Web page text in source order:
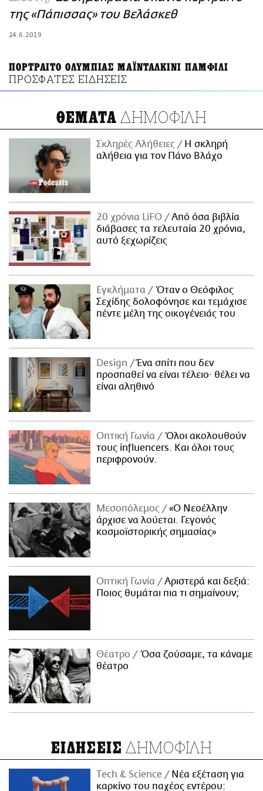
ΑΜΠΑ
PRINT
της «Πάπισσας» του Βελάσκεθ
24.6.2019
ΠΟΡΤΡΑΙΤΟ ΟΛΥΜΠΙΑΣ ΜΑΪΝΤΑΛΚΙΝΙ ΠΑΜΦΙΛΙ
ΠΡΟΣΦΑΤΕΣ ΕΙΔΗΣΕΙΣ
ΘΕΜΑΤΑ ΔΗΜΟΦΙΛΗ
Σκληρές Αλήθειες
H σκληρή
αλήθεια για τον Πάνο Βλάχο
20 χρόνια LiFO
Από όσα βιβλία
διάβασες τα τελευταία 20 χρόνια,
αυτό ξεχωρίζεις
Εγκλήματα
Όταν ο Θεόφιλος
Σεχίδης δολοφόνησε και τεμάχισε
πέντε μέλη της οικογένειάς του
Design
Ένα σπίτι που δεν
προσπαθεί να είναι τέλειο· θέλει να
είναι αληθινό
Οπτική Γωνία
Όλοι ακολουθούν
τους influencers. Και όλοι τους
περιφρονούν.
Μεσοπόλεμος
«Ο Νεοέλλην
άρχισε να λούεται. Γεγονός
κοσμοϊστορικής σημασίας»
Οπτική Γωνία
Αριστερά και δεξιά:
Ποιος θυμάται πια τι σημαίνουν;
Θέατρο
Όσα ζούσαμε, τα κάναμε
θέατρο
ΕΙΔΗΣΕΙΣ ΔΗΜΟΦΙΛΗ
Τech & Science
Νέα εξέταση για
καρκίνο του παχέος εντέρου: